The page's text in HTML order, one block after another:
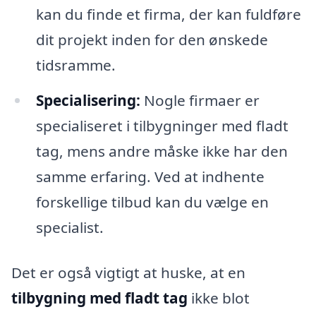
kan du finde et firma, der kan fuldføre
dit projekt inden for den ønskede
tidsramme.
Specialisering: Nogle firmaer er
specialiseret i tilbygninger med fladt
tag, mens andre måske ikke har den
samme erfaring. Ved at indhente
forskellige tilbud kan du vælge en
specialist.
Det er også vigtigt at huske, at en
tilbygning med fladt tag ikke blot